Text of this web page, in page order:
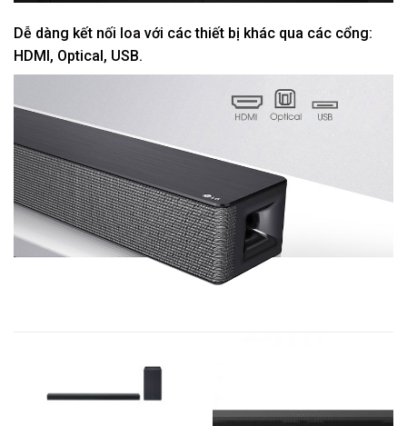
Dễ dàng kết nối loa với các thiết bị khác qua các cổng:
HDMI, Optical, USB.